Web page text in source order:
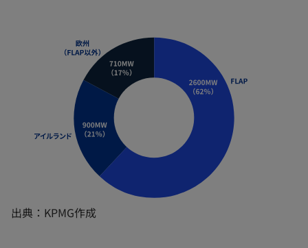
出典：KPMG作成